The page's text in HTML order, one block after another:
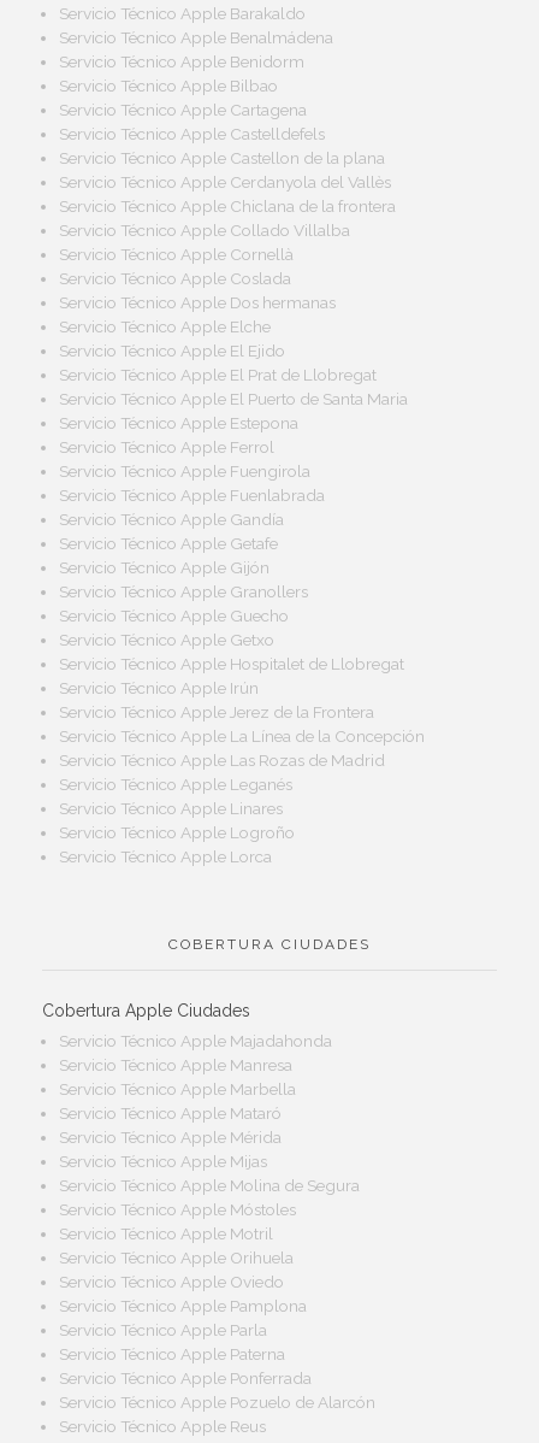
Servicio Técnico Apple Barakaldo
Servicio Técnico Apple Benalmádena
Servicio Técnico Apple Benidorm
Servicio Técnico Apple Bilbao
Servicio Técnico Apple Cartagena
Servicio Técnico Apple Castelldefels
Servicio Técnico Apple Castellon de la plana
Servicio Técnico Apple Cerdanyola del Vallès
Servicio Técnico Apple Chiclana de la frontera
Servicio Técnico Apple Collado Villalba
Servicio Técnico Apple Cornellà
Servicio Técnico Apple Coslada
Servicio Técnico Apple Dos hermanas
Servicio Técnico Apple Elche
Servicio Técnico Apple El Ejido
Servicio Técnico Apple El Prat de Llobregat
Servicio Técnico Apple El Puerto de Santa Maria
Servicio Técnico Apple Estepona
Servicio Técnico Apple Ferrol
Servicio Técnico Apple Fuengirola
Servicio Técnico Apple Fuenlabrada
Servicio Técnico Apple Gandía
Servicio Técnico Apple Getafe
Servicio Técnico Apple Gijón
Servicio Técnico Apple Granollers
Servicio Técnico Apple Guecho
Servicio Técnico Apple Getxo
Servicio Técnico Apple Hospitalet de Llobregat
Servicio Técnico Apple Irún
Servicio Técnico Apple Jerez de la Frontera
Servicio Técnico Apple La Línea de la Concepción
Servicio Técnico Apple Las Rozas de Madrid
Servicio Técnico Apple Leganés
Servicio Técnico Apple Linares
Servicio Técnico Apple Logroño
Servicio Técnico Apple Lorca
COBERTURA CIUDADES
Cobertura Apple Ciudades
Servicio Técnico Apple Majadahonda
Servicio Técnico Apple Manresa
Servicio Técnico Apple Marbella
Servicio Técnico Apple Mataró
Servicio Técnico Apple Mérida
Servicio Técnico Apple Mijas
Servicio Técnico Apple Molina de Segura
Servicio Técnico Apple Móstoles
Servicio Técnico Apple Motril
Servicio Técnico Apple Orihuela
Servicio Técnico Apple Oviedo
Servicio Técnico Apple Pamplona
Servicio Técnico Apple Parla
Servicio Técnico Apple Paterna
Servicio Técnico Apple Ponferrada
Servicio Técnico Apple Pozuelo de Alarcón
Servicio Técnico Apple Reus